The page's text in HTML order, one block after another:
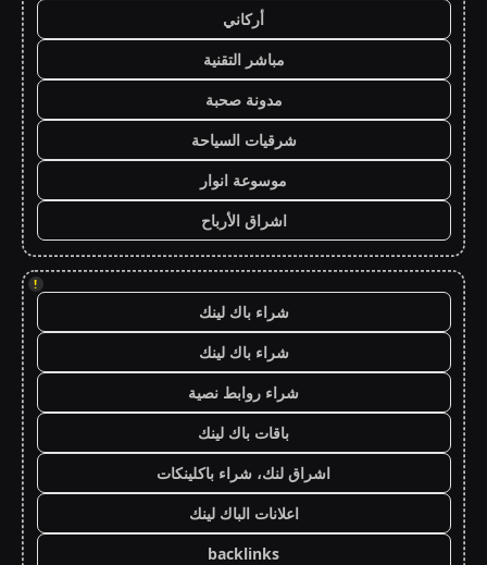
أركاني
مباشر التقنية
مدونة صحبة
شرقيات السياحة
موسوعة انوار
اشراق الأرباح
!
شراء باك لينك
شراء باك لينك
شراء روابط نصية
باقات باك لينك
اشراق لنك، شراء باكلينكات
اعلانات الباك لينك
backlinks